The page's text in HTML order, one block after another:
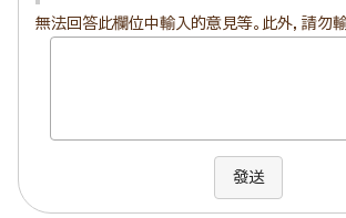
無法回答此欄位中輸入的意見等。此外，請勿
發送